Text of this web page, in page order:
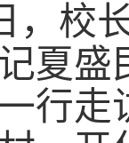
，校
夏盛
行走